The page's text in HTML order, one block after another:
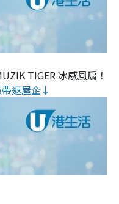
TIGER 冰感風扇！
返屋企↓